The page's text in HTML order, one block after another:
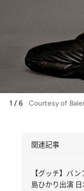
1 / 6 Courtesy of
関連記事
【グッチ】バ
島ひかり出演 日